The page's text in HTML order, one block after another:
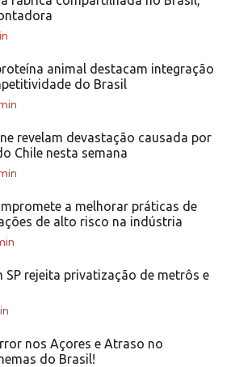
animal destacam integração
do Brasil
revelam devastação causada por
Chile nesta semana
a melhorar práticas de
de alto risco na indústria
SP rejeita privatização de metrôs e
nos Açores e Atraso no
do Brasil!